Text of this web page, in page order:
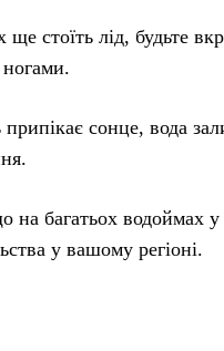
стоїть лід, будьте
сонце, вода
на багатьох водоймах
у вашому регіоні.